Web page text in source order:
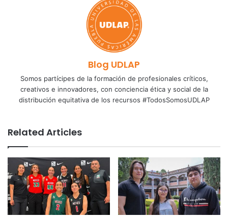
Blog UDLAP
Somos partícipes de la formación de profesionales críticos,
creativos e innovadores, con conciencia ética y social de la
distribución equitativa de los recursos #TodosSomosUDLAP
Related Articles